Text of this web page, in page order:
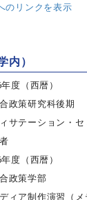
のリンクを表示
内）
度（西暦）
政策研究科後期
サテーション・セ
度（西暦）
政策学部
ィア制作演習（メ